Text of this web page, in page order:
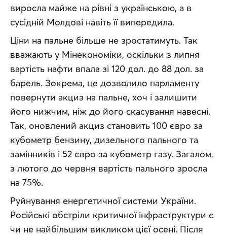
виросла майже на рівні з українською, а в
сусідній Молдові навіть її випередила.
Ціни на пальне більше не зростатимуть. Так
вважають у Мінекономіки, оскільки з липня
вартість нафти впала зі 120 дол. до 88 дол. за
барель. Зокрема, це дозволило парламенту
повернути акциз на пальне, хоч і залишити
його нижчим, ніж до його скасування навесні.
Так, оновлений акциз становить 100 євро за
кубометр бензину, дизельного пального та
замінників і 52 євро за кубометр газу. Загалом,
з лютого до червня вартість пального зросла
на 75%.
Руйнування енергетичної системи України.
Російські обстріли критичної інфраструктури є
чи не найбільшим викликом цієї осені. Після